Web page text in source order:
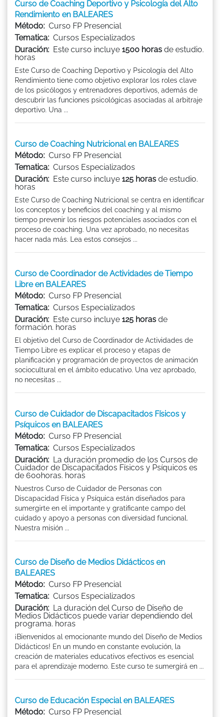
Curso de Coaching Deportivo y Psicología del Alto
Rendimiento en BALEARES
Método: Curso FP Presencial
Tematica: Cursos Especializados
Duración: Este curso incluye 1500 horas de estudio.
horas
Este Curso de Coaching Deportivo y Psicología del Alto
Rendimiento tiene como objetivo explorar los roles clave
de los psicólogos y entrenadores deportivos, además de
descubrir las funciones psicológicas asociadas al arbitraje
deportivo. Una ...
Curso de Coaching Nutricional en BALEARES
Método: Curso FP Presencial
Tematica: Cursos Especializados
Duración: Este curso incluye 125 horas de estudio.
horas
Este Curso de Coaching Nutricional se centra en identificar
los conceptos y beneficios del coaching y al mismo
tiempo prevenir los riesgos potenciales asociados con el
proceso de coaching. Una vez aprobado, no necesitas
hacer nada más. Lea estos consejos ...
Curso de Coordinador de Actividades de Tiempo
Libre en BALEARES
Método: Curso FP Presencial
Tematica: Cursos Especializados
Duración: Este curso incluye 125 horas de
formación. horas
El objetivo del Curso de Coordinador de Actividades de
Tiempo Libre es explicar el proceso y etapas de
planificación y programación de proyectos de animación
sociocultural en el ámbito educativo. Una vez aprobado,
no necesitas ...
Curso de Cuidador de Discapacitados Físicos y
Psíquicos en BALEARES
Método: Curso FP Presencial
Tematica: Cursos Especializados
Duración: La duración promedio de los Cursos de
Cuidador de Discapacitados Físicos y Psíquicos es
de 600horas. horas
Nuestros Curso de Cuidador de Personas con
Discapacidad Física y Psíquica están diseñados para
sumergirte en el importante y gratificante campo del
cuidado y apoyo a personas con diversidad funcional.
Nuestra misión ...
Curso de Diseño de Medios Didácticos en
BALEARES
Método: Curso FP Presencial
Tematica: Cursos Especializados
Duración: La duración del Curso de Diseño de
Medios Didácticos puede variar dependiendo del
programa. horas
¡Bienvenidos al emocionante mundo del Diseño de Medios
Didácticos! En un mundo en constante evolución, la
creación de materiales educativos efectivos es esencial
para el aprendizaje moderno. Este curso te sumergirá en ...
Curso de Educación Especial en BALEARES
Método: Curso FP Presencial